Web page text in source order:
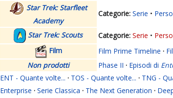
Star Trek: Starfleet
Academy
Serie
Star Trek: Scouts Serie
Film
Film Prime Timeline ·
Non prodotti
Phase II · Episodi di
ENT - Quante volte... · TOS - Quante volte... · TNG -
Enterprise · Serie Classica · The Next Generation ·